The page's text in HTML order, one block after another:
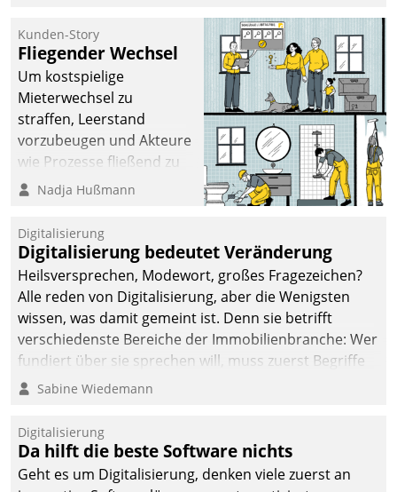
kommunale Wohnungsbauunternehmen daher
gemeinsam mit der Berliner Datatrain GmbH den
Teilprozess der Objektsanierung digitalisiert.
Kunden-Story
Fliegender Wechsel
Um kostspielige
Mieterwechsel zu
straffen, Leerstand
vorzubeugen und Akteure
wie Prozesse fließend zu
vernetzen, nutzt die
Jahresbeginn eine
Überblick, Einsicht und
Eingriff bietende Lösung.
Zur Entwicklung setzte
man auf
Cloudtechnologie,
bewährte und Startup-
agile Projektmethoden.
Nadja Hußmann
Digitalisierung
Digitalisierung bedeutet Veränderung
Heilsversprechen, Modewort, großes Fragezeichen?
Alle reden von Digitalisierung, aber die Wenigsten
wissen, was damit gemeint ist. Denn sie betrifft
verschiedenste Bereiche der Immobilienbranche: Wer
fundiert über sie sprechen will, muss zuerst Begriffe
klären. Ein Aspekt ist die betriebliche Optimierung:
Einsparungen durch optimierte und automatisierte
Prozesse. Doch man darf nicht zu viel erwarten: Allein
mit der Einführung einer neuen Software ist es nicht
Sabine Wiedemann
Digitalisierung
Da hilft die beste Software nichts
Geht es um Digitalisierung, denken viele zuerst an